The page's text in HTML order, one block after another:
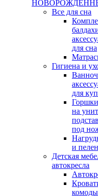
Все для сна
для сна
Гигиена и
для
на
под
и
Детская
автокресла
комоды